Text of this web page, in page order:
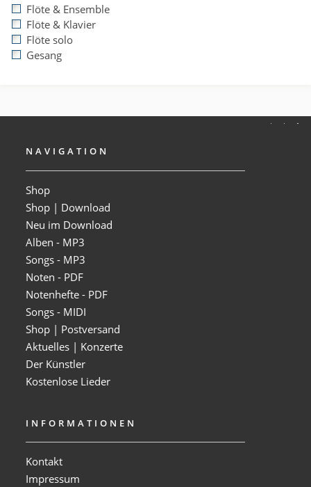
Flöte & Ensemble
Flöte & Klavier
Flöte solo
Gesang
NAVIGATION
Shop
Shop | Download
Neu im Download
Alben - MP3
Songs - MP3
Noten - PDF
Notenhefte - PDF
Songs - MIDI
Shop | Postversand
Aktuelles | Konzerte
Der Künstler
Kostenlose Lieder
INFORMATIONEN
Kontakt
Impressum